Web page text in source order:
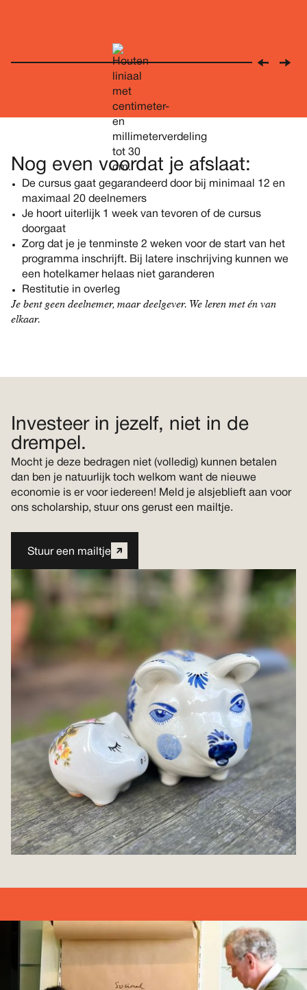
Nog even voordat je afslaat:
De cursus gaat gegarandeerd door bij minimaal 12 en
maximaal 20 deelnemers
Je hoort uiterlijk 1 week van tevoren of de cursus
doorgaat
Zorg dat je je tenminste 2 weken voor de start van het
programma inschrijft. Bij latere inschrijving kunnen we
een hotelkamer helaas niet garanderen
Restitutie in overleg
Je bent geen deelnemer, maar deelgever. We leren met én van
elkaar.
Investeer in jezelf, niet in de
drempel.
Mocht je deze bedragen niet (volledig) kunnen betalen
dan ben je natuurlijk toch welkom want de nieuwe
economie is er voor iedereen! Meld je alsjeblieft aan voor
ons scholarship, stuur ons gerust een mailtje.
Stuur een mailtje